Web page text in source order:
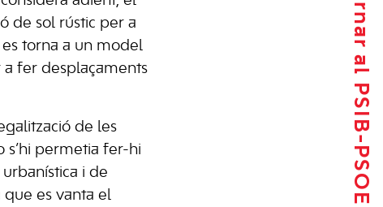
Tornar al PSIB-PSOE
de sol rústic per a
torna a un model
fer desplaçaments
de les
s’hi permetia fer-hi
i de
es vanta el